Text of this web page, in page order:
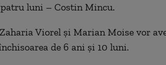
luni – Costin Mincu.
Viorel și Marian Moise vor
de 6 ani și 10 luni.